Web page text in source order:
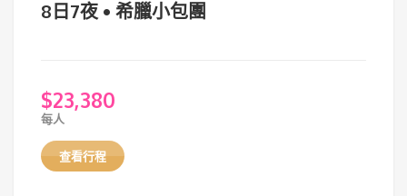
8日7夜 • 希臘小包團
$23,380
每人
查看行程